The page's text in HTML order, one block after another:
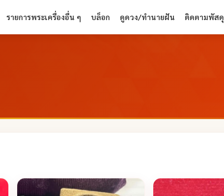
รายการพระเครื่องอื่น ๆ บล็อก ดูดวง/ทำนายฝัน ติดตามพัสดุ